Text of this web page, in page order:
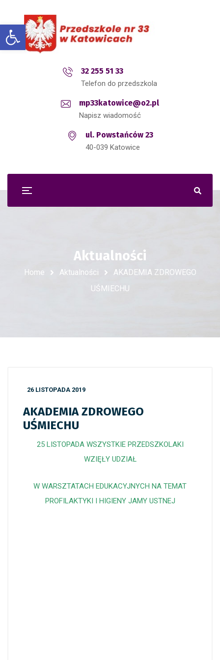
Open toolbar
32 255 51 33
Telefon do przedszkola
mp33katowice@o2.pl
Napisz wiadomość
ul. Powstańców 23
40-039 Katowice
Aktualności
Home Aktualności
AKADEMIA ZDROWEGO
UŚMIECHU
26 LISTOPADA 2019
AKADEMIA ZDROWEGO
UŚMIECHU
25 LISTOPADA WSZYSTKIE PRZEDSZKOLAKI
WZIĘŁY UDZIAŁ
W WARSZTATACH EDUKACYJNYCH NA TEMAT
PROFILAKTYKI I HIGIENY JAMY USTNEJ